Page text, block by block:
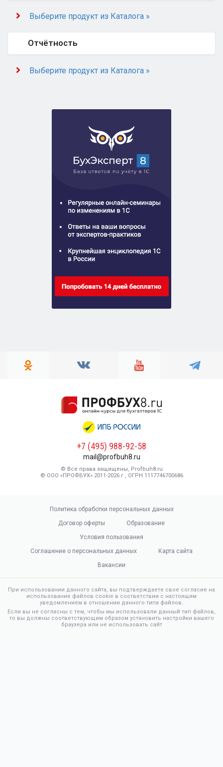
Выберите продукт из Каталога »
Отчётность
Выберите продукт из Каталога »
+7 (495) 988-92-58
mail@profbuh8.ru
© Все права защищены, Profbuh8.ru
© ООО «ПРОФБУХ» 2011-2026 г., ОГРН 1117746700686
Политика обработки персональных данных
Договор оферты
Образование
Условия пользования
Соглашение о персональных данных
Карта сайта
Вакансии
При использовании данного сайта, вы подтверждаете свое согласие на
использование файлов cookie в соответствии с настоящим
уведомлением в отношении данного типа файлов.
Если вы не согласны с тем, чтобы мы использовали данный тип файлов,
то вы должны соответствующим образом установить настройки вашего
браузера или не использовать сайт